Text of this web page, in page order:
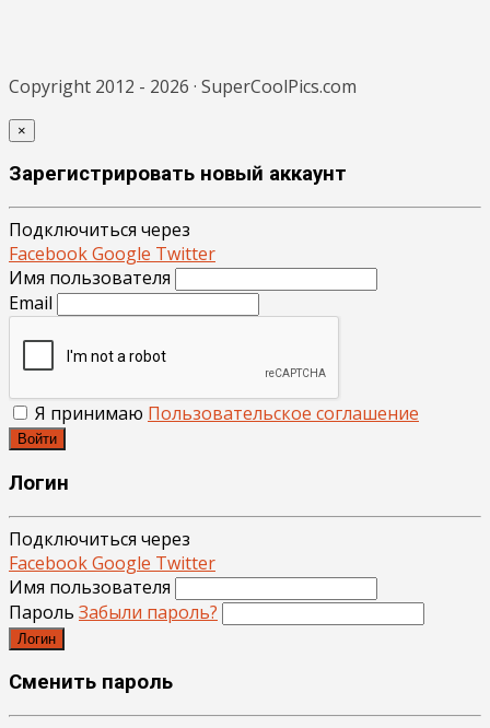
Copyright 2012 - 2026 · SuperCoolPics.com
×
Зарегистрировать новый аккаунт
Подключиться через
FacebookGoogle Twitter
Имя пользователя
Email
Я принимаю Пользовательское соглашение
Войти
Логин
Подключиться через
FacebookGoogle Twitter
Имя пользователя
Пароль Забыли пароль?
Логин
Сменить пароль